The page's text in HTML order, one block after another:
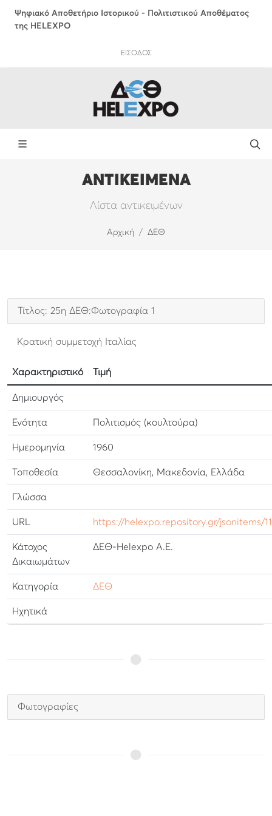
Ψηφιακό Αποθετήριο Ιστορικού - Πολιτιστικού Αποθέματος
της HELEXPO
ΕΙΣΟΔΟΣ
ΑΝΤΙΚΕΙΜΕΝΑ
Λίστα αντικειμένων
Αρχική ΔΕΘ
Τίτλος: 25η ΔΕΘ:Φωτογραφία 1
Κρατική συμμετοχή Ιταλίας
Χαρακτηριστικό Τιμή
Δημιουργός
Ενότητα Πολιτισμός (κουλτούρα)
Ημερομηνία 1960
Τοποθεσία Θεσσαλονίκη, Μακεδονία, Ελλάδα
Γλώσσα
URL https://helexpo.repository.gr/jsonitems/
Κάτοχος
Δικαιωμάτων
ΔΕΘ-Helexpo Α.Ε.
Κατηγορία ΔΕΘ
Ηχητικά
Φωτογραφίες